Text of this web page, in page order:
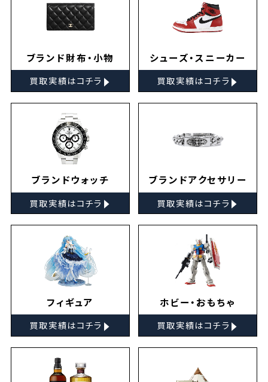
ブランド財布・小物
買取実績はコチラ ▸
シューズ・スニーカー
買取実績はコチラ ▸
ブランドウォッチ
買取実績はコチラ ▸
ブランドアクセサリー
買取実績はコチラ ▸
フィギュア
買取実績はコチラ ▸
ホビー・おもちゃ
買取実績はコチラ ▸